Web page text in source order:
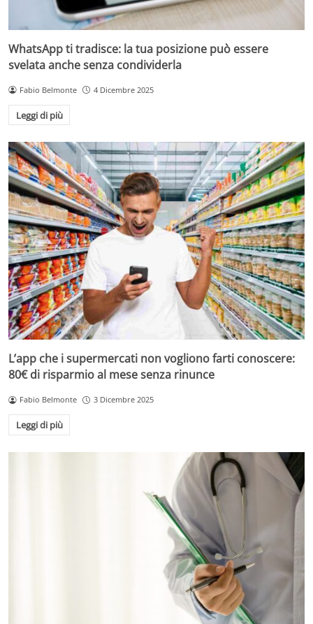
WhatsApp ti tradisce: la tua posizione può essere
svelata anche senza condividerla
Fabio Belmonte 4 Dicembre 2025
Leggi di più
L’app che i supermercati non vogliono farti conoscere:
80€ di risparmio al mese senza rinunce
Fabio Belmonte 3 Dicembre 2025
Leggi di più